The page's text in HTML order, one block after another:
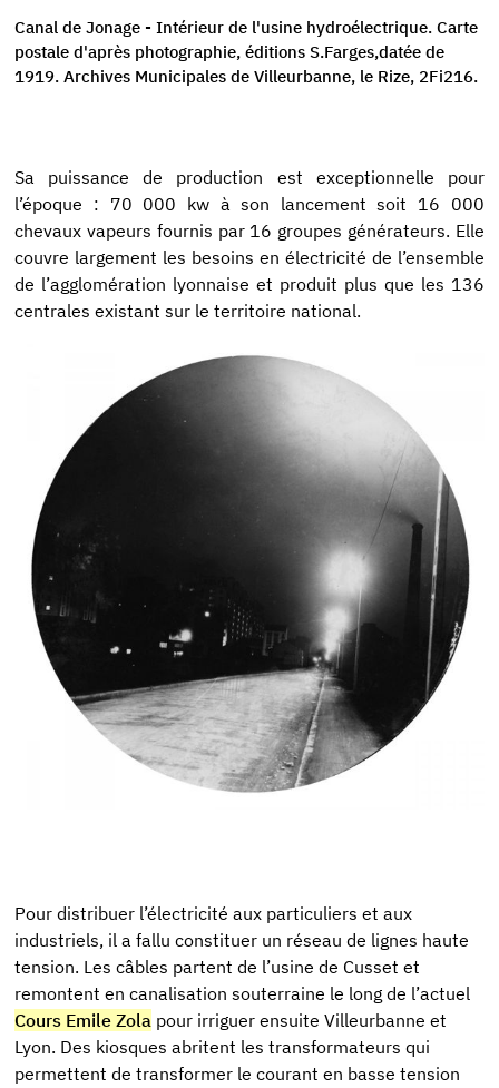
Canal de Jonage - Intérieur de l'usine hydroélectrique. Carte
postale d'après photographie, éditions S.Farges,datée de
1919. Archives Municipales de Villeurbanne, le Rize, 2Fi216.
Sa puissance de production est exceptionnelle pour
l’époque : 70 000 kw à son lancement soit 16 000
chevaux vapeurs fournis par 16 groupes générateurs. Elle
couvre largement les besoins en électricité de l’ensemble
de l’agglomération lyonnaise et produit plus que les 136
centrales existant sur le territoire national.
Pour distribuer l’électricité aux particuliers et aux
industriels, il a fallu constituer un réseau de lignes haute
tension. Les câbles partent de l’usine de Cusset et
remontent en canalisation souterraine le long de l’actuel
Cours Emile Zola pour irriguer ensuite Villeurbanne et
Lyon. Des kiosques abritent les transformateurs qui
permettent de transformer le courant en basse tension